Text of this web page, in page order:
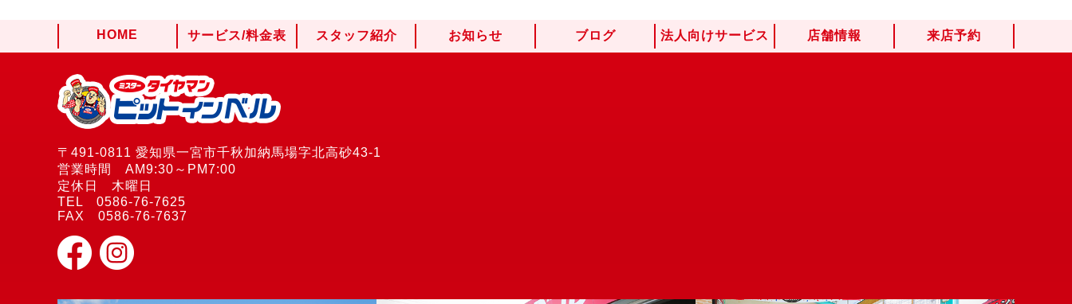
HOME サービス/料金表 スタッフ紹介 お知らせ ブログ 法人向けサービス 店舗情報 来店予約
〒491-0811 愛知県一宮市千秋加納馬場字北高砂43-1
営業時間 AM9:30～PM7:00
定休日 木曜日
TEL 0586-76-7625
FAX 0586-76-7637